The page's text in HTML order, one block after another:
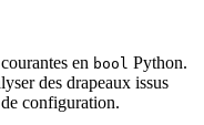
en bool Python.
des drapeaux issus
configuration.